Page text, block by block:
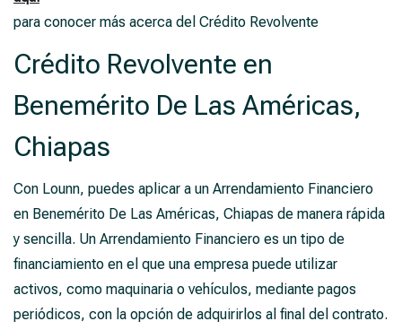
para conocer más acerca del Crédito Revolvente
Crédito Revolvente en
Benemérito De Las Américas,
Chiapas
Con Lounn, puedes aplicar a un Arrendamiento Financiero
en Benemérito De Las Américas, Chiapas de manera rápida
y sencilla. Un Arrendamiento Financiero es un tipo de
financiamiento en el que una empresa puede utilizar
activos, como maquinaria o vehículos, mediante pagos
periódicos, con la opción de adquirirlos al final del contrato.